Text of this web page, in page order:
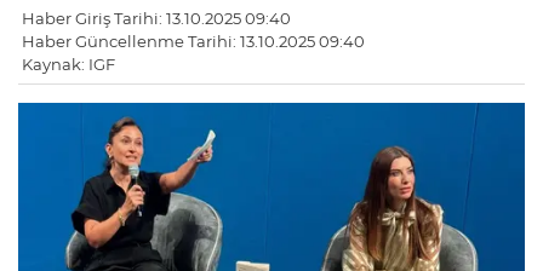
Haber Giriş Tarihi: 13.10.2025 09:40
Haber Güncellenme Tarihi: 13.10.2025 09:40
Kaynak: IGF